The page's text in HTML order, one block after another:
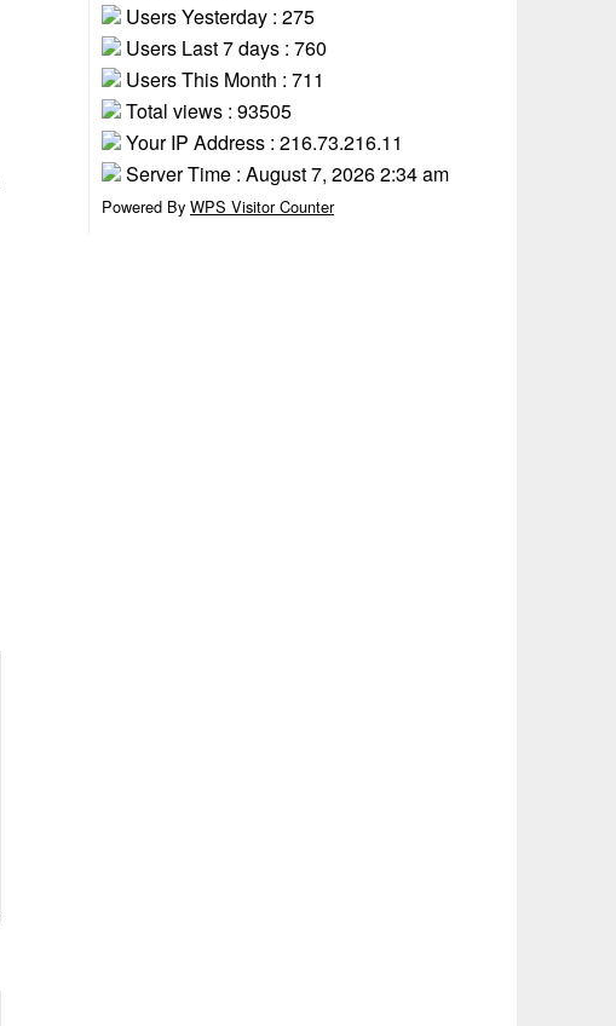
Users Yesterday : 275
Users Last 7 days : 760
Users This Month : 711
Total views : 93505
Your IP Address : 216.73.216.11
Server Time : August 7, 2026 2:34 am
Powered By WPS Visitor Counter